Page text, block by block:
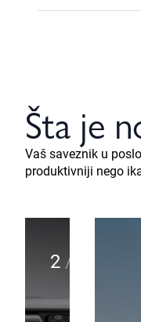
Šta je
Vaš saveznik u
produktivniji nego
2 /